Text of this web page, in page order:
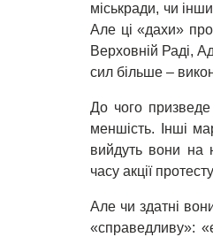
міськради, чи
Але ці «дахи»
Верховній Раді,
сил більше –
До чого призведе
меншість. Інші
вийдуть вони на
часу акції
Але чи здатні
«справедливу»: